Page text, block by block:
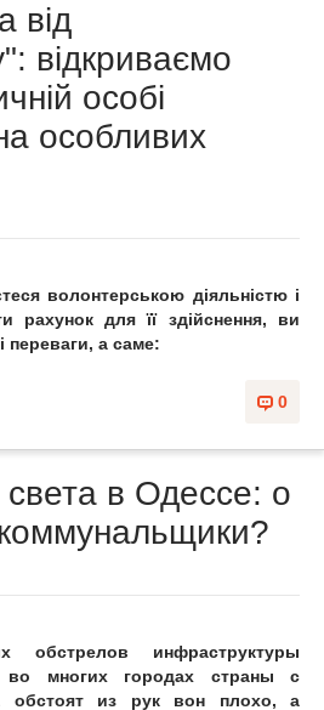
від
відкриваємо
особі
особливих
волонтерською діяльністю і
рахунок для її здійснення, ви
переваги, а саме:
0
в Одессе: о
обстрелов инфраструктуры
многих городах страны с
обстоят из рук вон плохо, а